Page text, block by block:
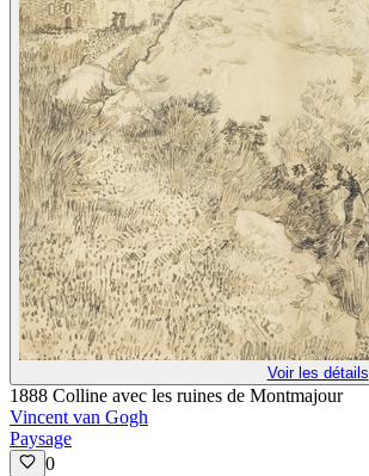
Voir les détails
1888 Colline avec les ruines de Montmajour
Vincent van Gogh
Paysage
0